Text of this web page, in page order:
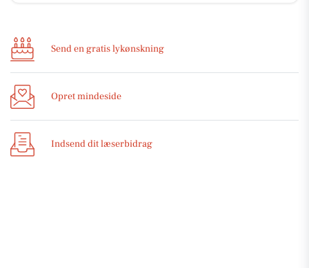
Send en gratis lykønskning
Opret mindeside
Indsend dit læserbidrag